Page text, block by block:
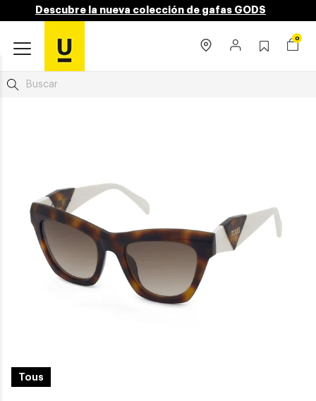
Descubre la nueva colección de gafas GODS
0
Tous